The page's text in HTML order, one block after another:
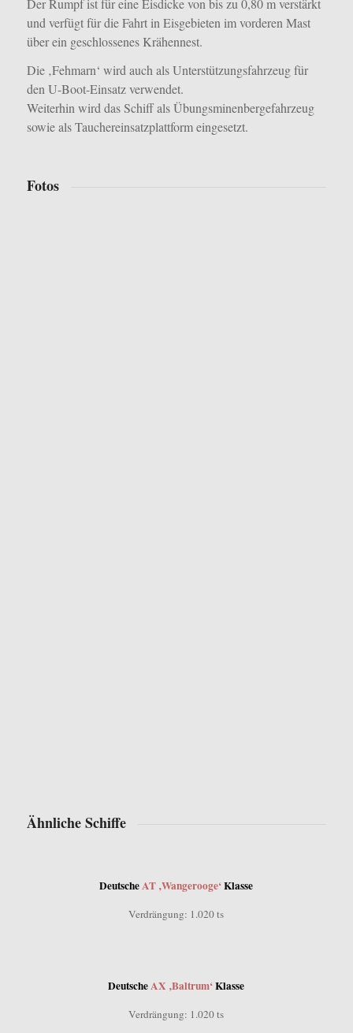
Der Rumpf ist für eine Eisdicke von bis zu 0,80 m verstärkt
und verfügt für die Fahrt in Eisgebieten im vorderen Mast
über ein geschlossenes Krähennest.
Die ‚Fehmarn‘ wird auch als Unterstützungsfahrzeug für
den U-Boot-Einsatz verwendet.
Weiterhin wird das Schiff als Übungsminenbergefahrzeug
sowie als Tauchereinsatzplattform eingesetzt.
Fotos
Ähnliche Schiffe
DeutscheAT ‚Wangerooge‘Klasse
Verdrängung: 1.020 ts
DeutscheAX ‚Baltrum‘Klasse
Verdrängung: 1.020 ts